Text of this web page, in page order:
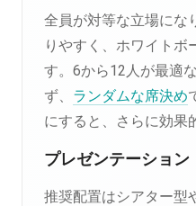
全員が対等な立場にな
りやすく、ホワイトボ
す。6から12人が最適
ず、 ランダムな席決め
にすると、さらに効果
プレゼンテーション
推奨配置はシアター型